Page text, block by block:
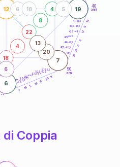
40
anni
50
anni
60
41-42,5
42,5-43,5
43,5-44
46-47,5
47,5-48,5
48,5-49
51-52,5
52,5-53,5
53,5-54
56-57,5
57,5-58,5
58,5-59
10
9
17
8
5
15
22
9
20
6
13
5
19
7
19
6
12
7
18
4
22
8
4 5
6
6 18
20
13
45anni
55anni
Coppia